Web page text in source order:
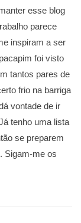
esse blog
parece
inspiram a ser
foi visto
tantos pares de
frio na barriga
vontade de ir
tenho uma lista
se preparem
Sigam-me os